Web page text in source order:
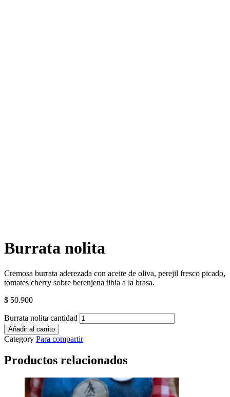
Burrata nolita
Cremosa burrata aderezada con aceite de oliva, perejil fresco picado,
tomates cherry sobre berenjena tibia a la brasa.
$ 50.900
Burrata nolita cantidad
Añadir al carrito
Category Para compartir
Productos relacionados